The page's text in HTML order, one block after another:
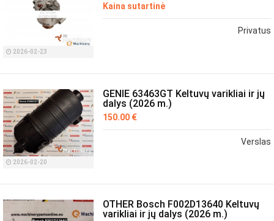
2026-02-23
Kaina sutartinė
Privatus
2026-02-20
GENIE 63463GT Keltuvų varikliai ir jų
dalys (2026 m.)
150.00 €
Verslas
OTHER Bosch F002D13640 Keltuvų
varikliai ir jų dalys (2026 m.)